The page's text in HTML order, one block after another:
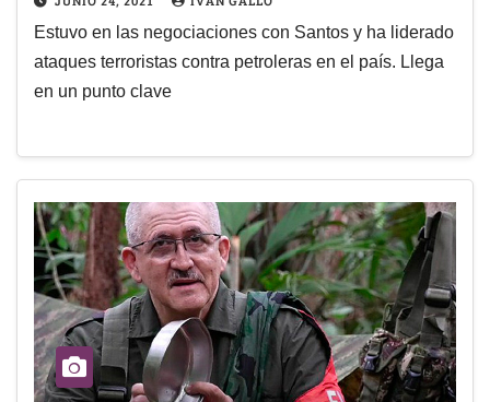
Estuvo en las negociaciones con Santos y ha liderado
ataques terroristas contra petroleras en el país. Llega
en un punto clave